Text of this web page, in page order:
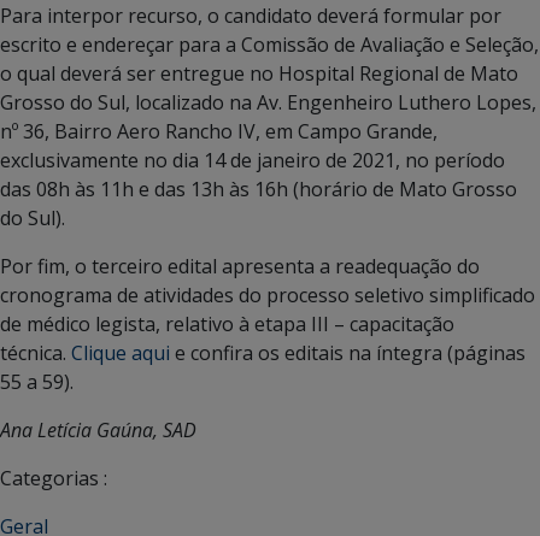
Para interpor recurso, o candidato deverá formular por
escrito e endereçar para a Comissão de Avaliação e Seleção,
o qual deverá ser entregue no Hospital Regional de Mato
Grosso do Sul, localizado na Av. Engenheiro Luthero Lopes,
nº 36, Bairro Aero Rancho IV, em Campo Grande,
exclusivamente no dia 14 de janeiro de 2021, no período
das 08h às 11h e das 13h às 16h (horário de Mato Grosso
do Sul).
Por fim, o terceiro edital apresenta a readequação do
cronograma de atividades do processo seletivo simplificado
de médico legista, relativo à etapa III – capacitação
técnica. Clique aqui e confira os editais na íntegra (páginas
55 a 59).
Ana Letícia Gaúna, SAD
Categorias :
Geral